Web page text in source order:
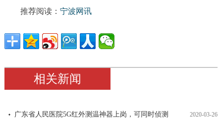
推荐阅读： 宁波网讯
相关新闻
广东省人民医院5G红外测温神器上岗，可同时侦测 2020-03-26